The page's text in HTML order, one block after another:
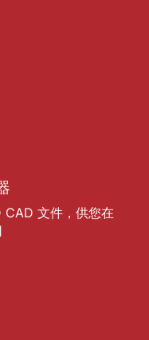
文件，供您在